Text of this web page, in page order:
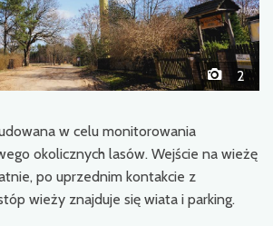
2
w celu monitorowania
okolicznych lasów. Wejście na wieżę
po uprzednim kontakcie z
wieży znajduje się wiata i parking.